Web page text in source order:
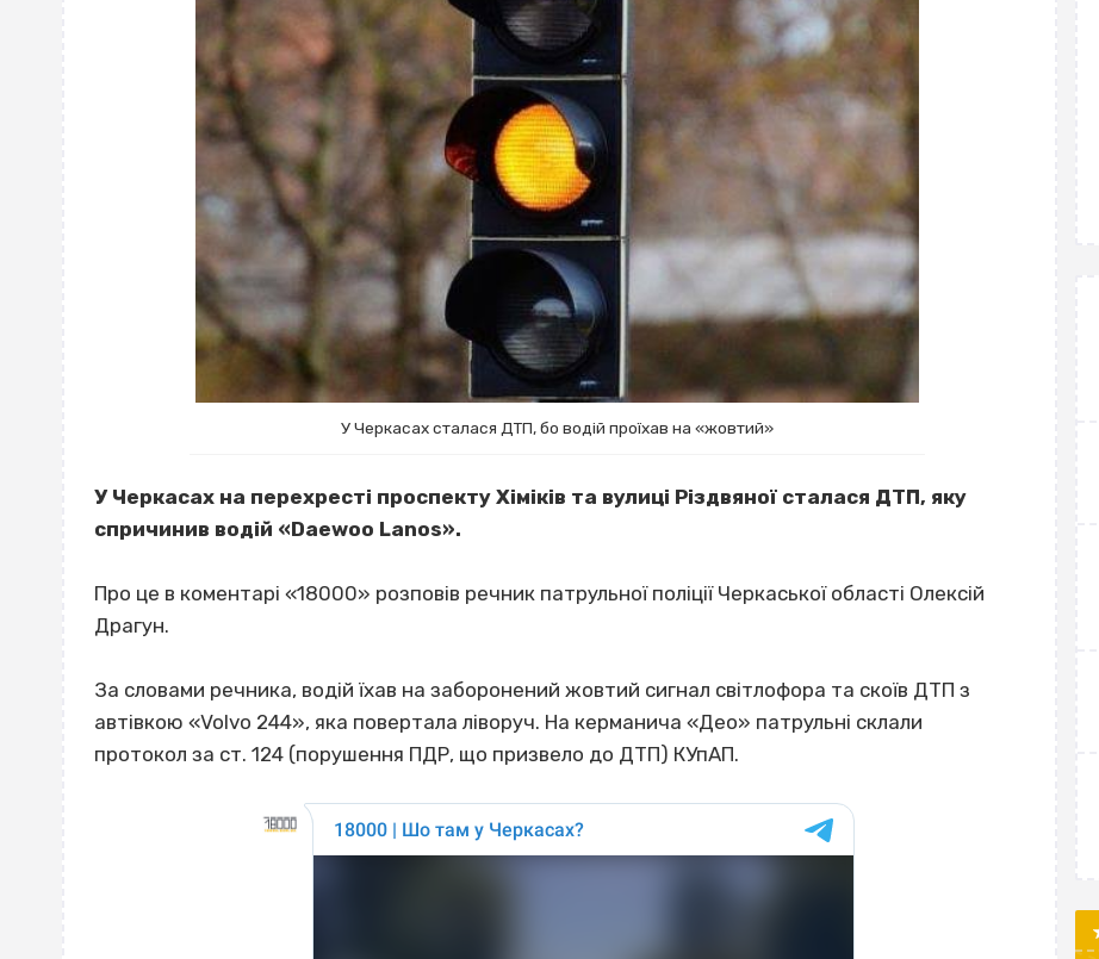
У Черкасах сталася ДТП, бо водій проїхав на «жовтий»
У Черкасах на перехресті проспекту Хіміків та вулиці Різдвяної сталася ДТП, яку
спричинив водій «Daewoo Lanos».
Про це в коментарі «18000» розповів речник патрульної поліції Черкаської області Олексій
Драгун.
За словами речника, водій їхав на заборонений жовтий сигнал світлофора та скоїв ДТП з
автівкою «Volvo 244», яка повертала ліворуч. На керманича «Део» патрульні склали
протокол за ст. 124 (порушення ПДР, що призвело до ДТП) КУпАП.